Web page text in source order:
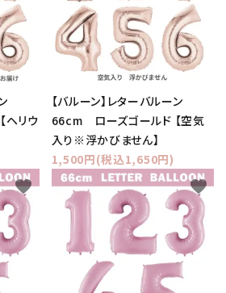
ヘリウ
【バルーン】レターバルーン
66cm ローズゴールド 【空気
入り※浮かびません】
1,500円(税込1,650円)
favorite favorite